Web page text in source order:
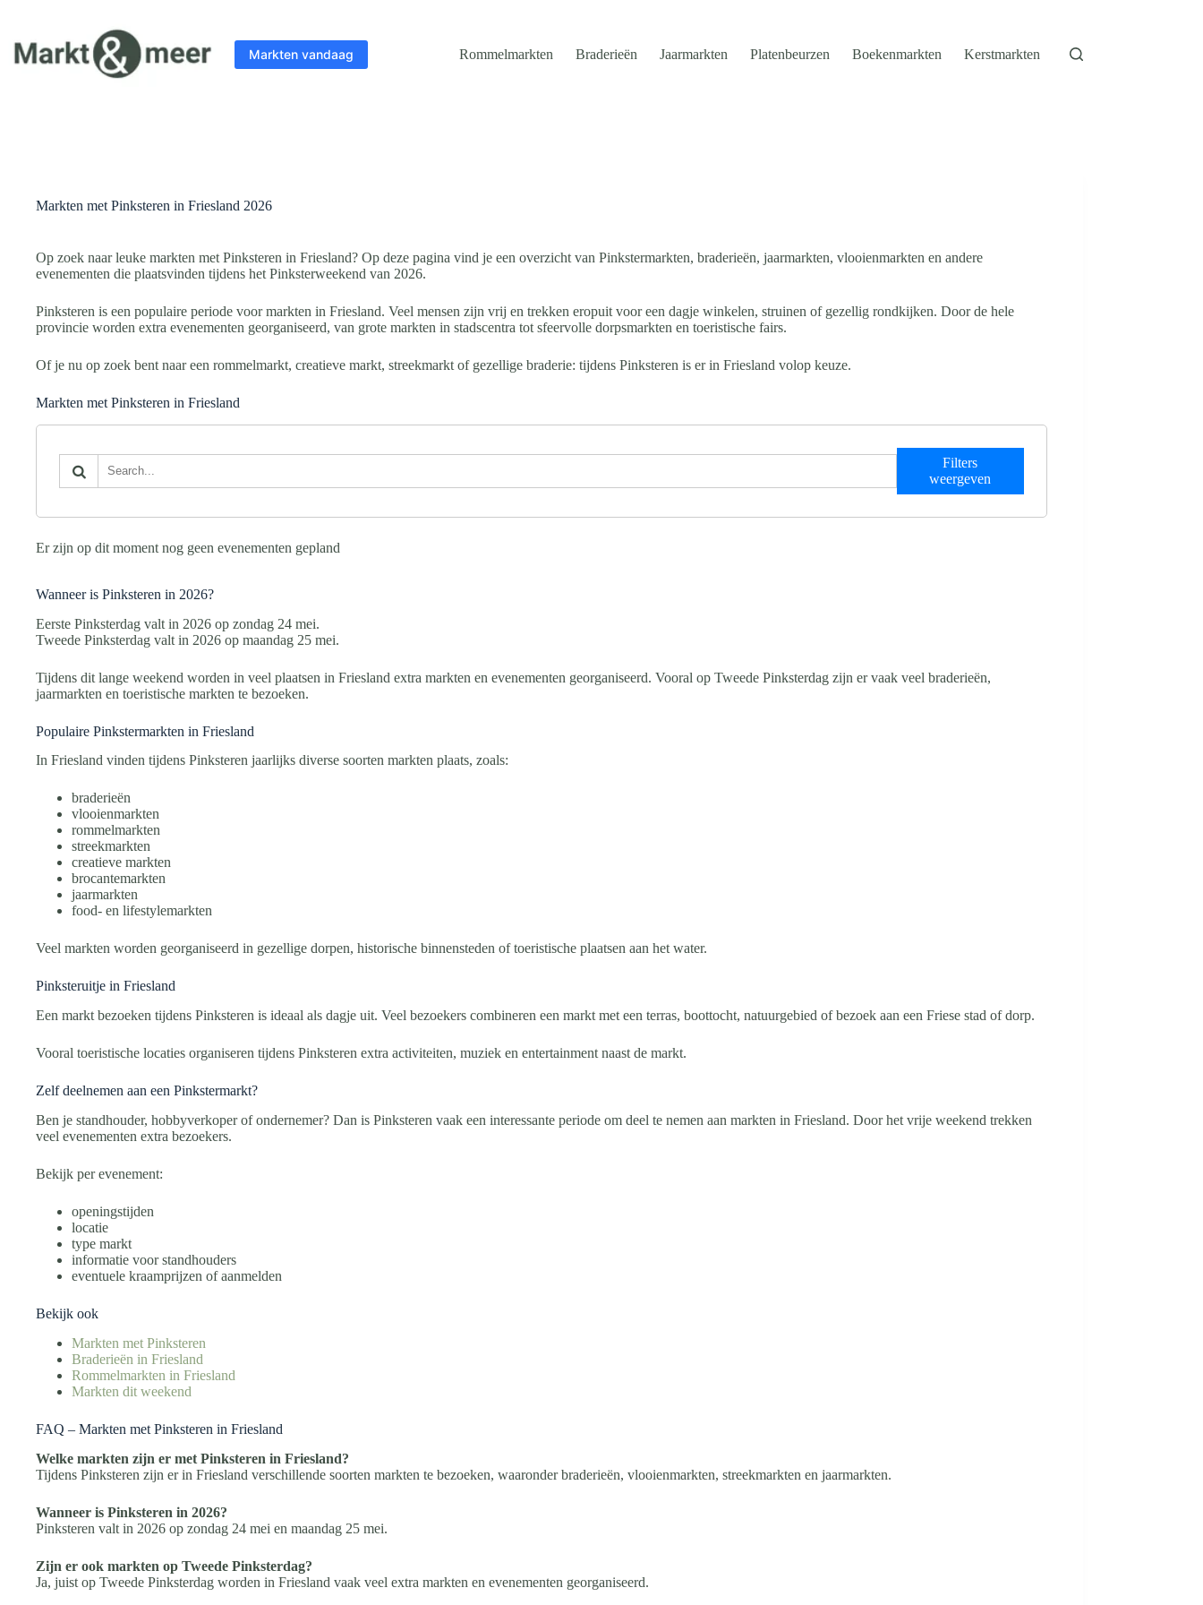
de
inhoud
Markten vandaag Rommelmarkten Braderieën Jaarmarkten Platenbeurzen Boekenmarkten Kerstmarkten
Markten met Pinksteren in Friesland 2026
Op zoek naar leuke markten met Pinksteren in Friesland? Op deze pagina vind je een overzicht van Pinkstermarkten, braderieën, jaarmarkten, vlooienmarkten en andere
evenementen die plaatsvinden tijdens het Pinksterweekend van 2026.
Pinksteren is een populaire periode voor markten in Friesland. Veel mensen zijn vrij en trekken eropuit voor een dagje winkelen, struinen of gezellig rondkijken. Door de hele
provincie worden extra evenementen georganiseerd, van grote markten in stadscentra tot sfeervolle dorpsmarkten en toeristische fairs.
Of je nu op zoek bent naar een rommelmarkt, creatieve markt, streekmarkt of gezellige braderie: tijdens Pinksteren is er in Friesland volop keuze.
Markten met Pinksteren in Friesland
Filters
weergeven
Er zijn op dit moment nog geen evenementen gepland
Wanneer is Pinksteren in 2026?
Eerste Pinksterdag valt in 2026 op zondag 24 mei.
Tweede Pinksterdag valt in 2026 op maandag 25 mei.
Tijdens dit lange weekend worden in veel plaatsen in Friesland extra markten en evenementen georganiseerd. Vooral op Tweede Pinksterdag zijn er vaak veel braderieën,
jaarmarkten en toeristische markten te bezoeken.
Populaire Pinkstermarkten in Friesland
In Friesland vinden tijdens Pinksteren jaarlijks diverse soorten markten plaats, zoals:
braderieën
vlooienmarkten
rommelmarkten
streekmarkten
creatieve markten
brocantemarkten
jaarmarkten
food- en lifestylemarkten
Veel markten worden georganiseerd in gezellige dorpen, historische binnensteden of toeristische plaatsen aan het water.
Pinksteruitje in Friesland
Een markt bezoeken tijdens Pinksteren is ideaal als dagje uit. Veel bezoekers combineren een markt met een terras, boottocht, natuurgebied of bezoek aan een Friese stad of dorp.
Vooral toeristische locaties organiseren tijdens Pinksteren extra activiteiten, muziek en entertainment naast de markt.
Zelf deelnemen aan een Pinkstermarkt?
Ben je standhouder, hobbyverkoper of ondernemer? Dan is Pinksteren vaak een interessante periode om deel te nemen aan markten in Friesland. Door het vrije weekend trekken
veel evenementen extra bezoekers.
Bekijk per evenement:
openingstijden
locatie
type markt
informatie voor standhouders
eventuele kraamprijzen of aanmelden
Bekijk ook
Markten met Pinksteren
Braderieën in Friesland
Rommelmarkten in Friesland
Markten dit weekend
FAQ – Markten met Pinksteren in Friesland
Welke markten zijn er met Pinksteren in Friesland?
Tijdens Pinksteren zijn er in Friesland verschillende soorten markten te bezoeken, waaronder braderieën, vlooienmarkten, streekmarkten en jaarmarkten.
Wanneer is Pinksteren in 2026?
Pinksteren valt in 2026 op zondag 24 mei en maandag 25 mei.
Zijn er ook markten op Tweede Pinksterdag?
Ja, juist op Tweede Pinksterdag worden in Friesland vaak veel extra markten en evenementen georganiseerd.